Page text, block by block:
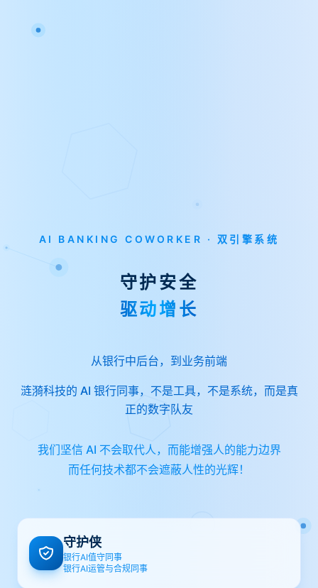
AI BANKING COWORKER · 双引擎系统
守护安全
驱动增长
从银行中后台，到业务前端
涟漪科技的 AI 银行同事，不是工具，不是系统，而是真
正的数字队友
我们坚信 AI 不会取代人，而能增强人的能力边界
而任何技术都不会遮蔽人性的光辉！
守护侠
银行AI值守同事
银行AI运管与合规同事